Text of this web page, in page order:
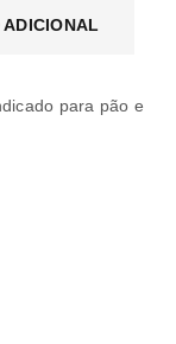
ADICIONAL
para pão e